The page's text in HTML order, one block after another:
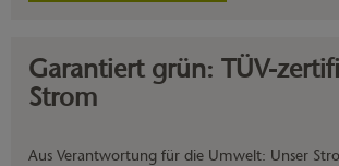
Garantiert grün: TÜV-
Strom
Aus Verantwortung für die Umwelt: Unser